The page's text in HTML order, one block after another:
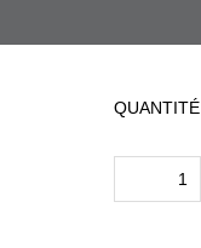
QUANTITÉ